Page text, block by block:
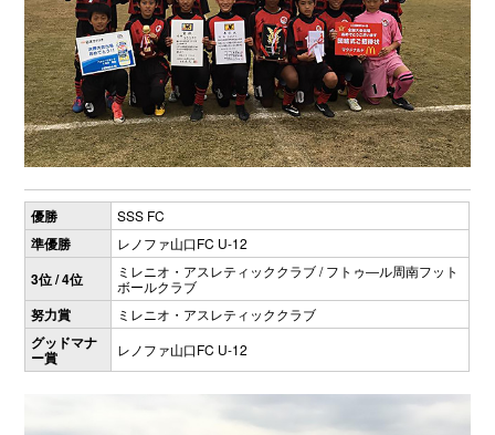
優勝 SSS FC
準優勝 レノファ山口FC U-12
3位 / 4位
ミレニオ・アスレティッククラブ / フトゥ―ル周南フット
ボールクラブ
努力賞 ミレニオ・アスレティッククラブ
グッドマナ
ー賞 レノファ山口FC U-12